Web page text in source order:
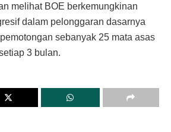
melihat BOE berkemungkinan
dalam pelonggaran dasarnya
sebanyak 25 mata asas
3 bulan.